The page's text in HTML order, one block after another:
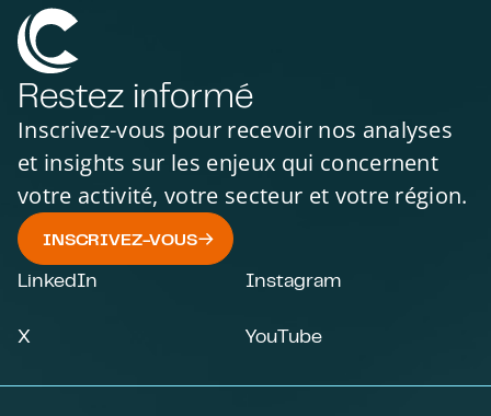
Restez informé
Inscrivez-vous pour recevoir nos analyses
et insights sur les enjeux qui concernent
votre activité, votre secteur et votre région.
INSCRIVEZ-VOUS
LinkedIn Instagram
X YouTube